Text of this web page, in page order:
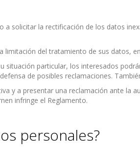
a solicitar la rectificación de los datos
del tratamiento de sus datos,
situación particular, los interesados
de posibles reclamaciones.
y a presentar una reclamación ante la
infringe el Reglamento.
personales?